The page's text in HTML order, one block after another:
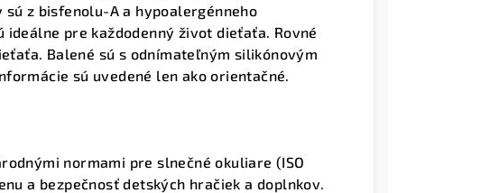
z bisfenolu-A a hypoalergénneho
ideálne pre každodenný život dieťaťa. Rovné
Balené sú s odnímateľným silikónovým
sú uvedené len ako orientačné.
normami pre slnečné okuliare (ISO
a bezpečnosť detských hračiek a doplnkov.